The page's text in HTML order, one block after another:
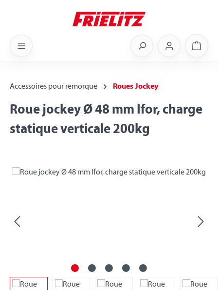
Accessoires pour remorque Roues Jockey
Roue jockey Ø 48 mm Ifor, charge
statique verticale 200kg
Skip image gallery